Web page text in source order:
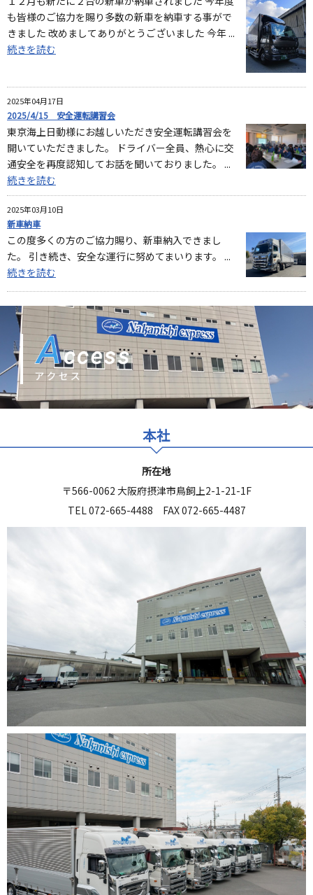
も皆様のご協力を賜り多数の新車を納車する事がで
きました 改めましてありがとうございました 今年 ...
続きを読む
2025年04月17日
2025/4/15 安全運転講習会
東京海上日動様にお越しいただき安全運転講習会を
開いていただきました。 ドライバー全員、熱心に交
通安全を再度認知してお話を聞いておりました。 ...
続きを読む
2025年03月10日
新車納車
この度多くの方のご協力賜り、新車納入できまし
た。 引き続き、安全な運行に努めてまいります。 ...
続きを読む
本社
所在地
〒566-0062 大阪府摂津市鳥飼上2-1-21-1F
TEL 072-665-4488 FAX 072-665-4487